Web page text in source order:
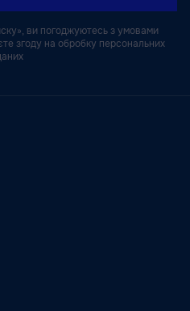
ви погоджуютесь з умовами
згоду на обробку персональних